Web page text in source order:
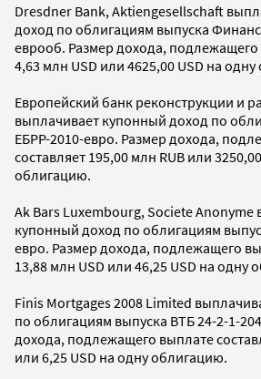
Dresdner Bank, Aktiengesellschaft
доход по облигациям выпуска
еврооб. Размер дохода, подлежащего
4,63 млн USD или 4625,00 USD на
Европейский банк реконструкции и
выплачивает купонный доход по
ЕБРР-2010-евро. Размер дохода,
составляет 195,00 млн RUB или
облигацию.
Ak Bars Luxembourg, Societe Anonyme
купонный доход по облигациям
евро. Размер дохода, подлежащего
13,88 млн USD или 46,25 USD на одну
Finis Mortgages 2008 Limited
по облигациям выпуска ВТБ 24-2-1-
дохода, подлежащего выплате
или 6,25 USD на одну облигацию.